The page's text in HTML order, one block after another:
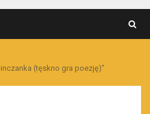
(tęskno gra poezję)”